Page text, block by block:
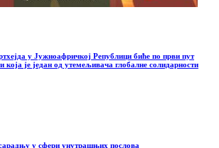
у Јужноафричкој Републици биће по први пут
која је један од утемељивача глобалне солидарности
у сфери унутрашњих послова